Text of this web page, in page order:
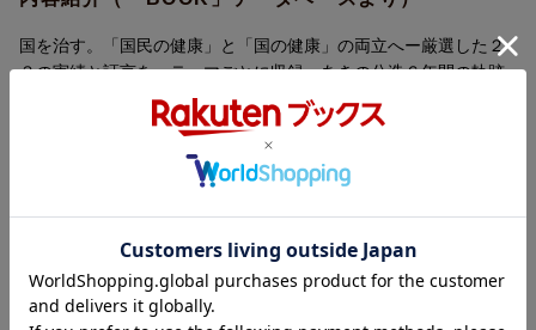
国を治す。「国民の健康」と「国の健康」の両立へー厳選した２
３の実績と証言を、テーマごとに収録。あきの公造６年間の軌跡
目次（「BOOK」データベースより）
第１章 苦しんでいる一人のために、政治はある（胃がん予防の
ためのピロリ菌除菌の保険適用を実現！／法整備をリード！「遠
位型ミオパチー・先天性ミオパチー」が難病指定に ほか）／第
２章 すべては「郷土愛」から始まった（最初は見向きもされな
かった「軍艦島」を、世界遺産に！／中世へのロマンあふれる